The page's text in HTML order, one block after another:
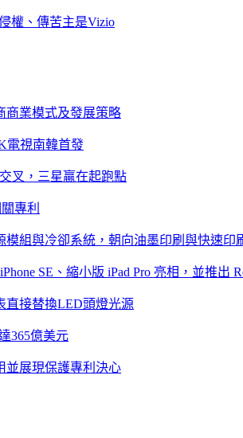
權、傳苦主是Vizio
商業模式及發展策略
電視南韓首發
叉，三星贏在起跑點
專利
模組與冷卻系統，朝向油墨印刷與快速印
iPhone SE 、縮小版 iPad Pro 亮相，並推出
直接替換LED頭燈光源
365億美元
並展現保護專利決心